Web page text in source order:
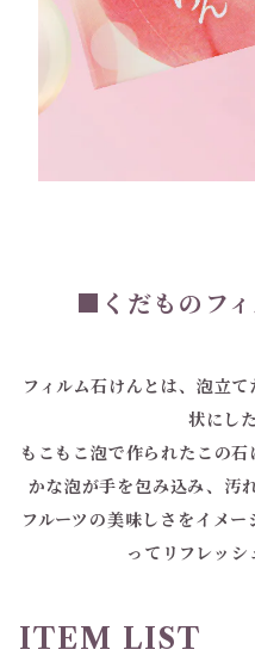
■くだものフ
フィルム石けんとは、泡立
状にし
もこもこ泡で作られたこの
かな泡が手を包み込み、汚
フルーツの美味しさをイメ
ってリフレッシ
ITEM LIST